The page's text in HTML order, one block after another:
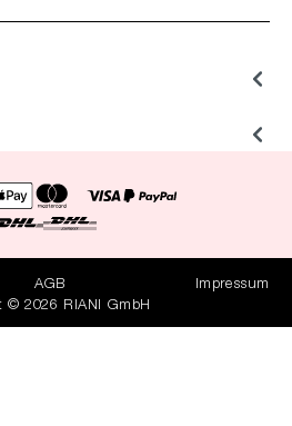
AGB
Impressum
© 2026 RIANI GmbH